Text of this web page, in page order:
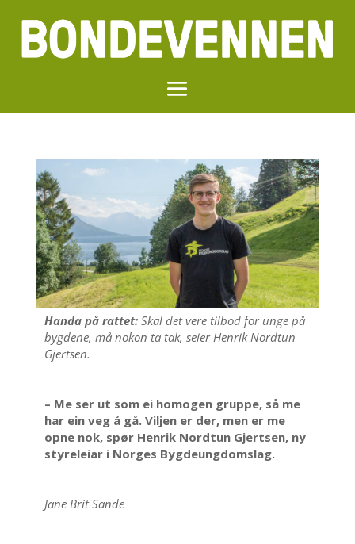
Handa på rattet:Skal det vere tilbod for unge på
bygdene, må nokon ta tak, seier Henrik Nordtun
Gjertsen.
– Me ser ut som ei homogen gruppe, så me
har ein veg å gå. Viljen er der, men er me
opne nok, spør Henrik Nordtun Gjertsen, ny
styreleiar i Norges Bygdeungdomslag.
Jane Brit Sande